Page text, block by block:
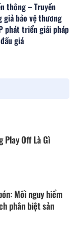
thông – Truyền
giả bảo vệ thương
phát triển giải pháp
giá
Play Off Là Gì
Mối nguy hiểm
phân biệt sản